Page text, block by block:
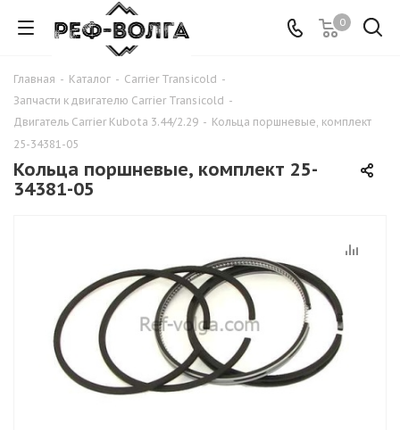
0
Главная - Каталог - Carrier Transicold -
Запчасти к двигателю Carrier Transicold -
Двигатель Carrier Kubota 3.44/2.29 - Кольца поршневые, комплект
25-34381-05
Кольца поршневые, комплект 25-
34381-05